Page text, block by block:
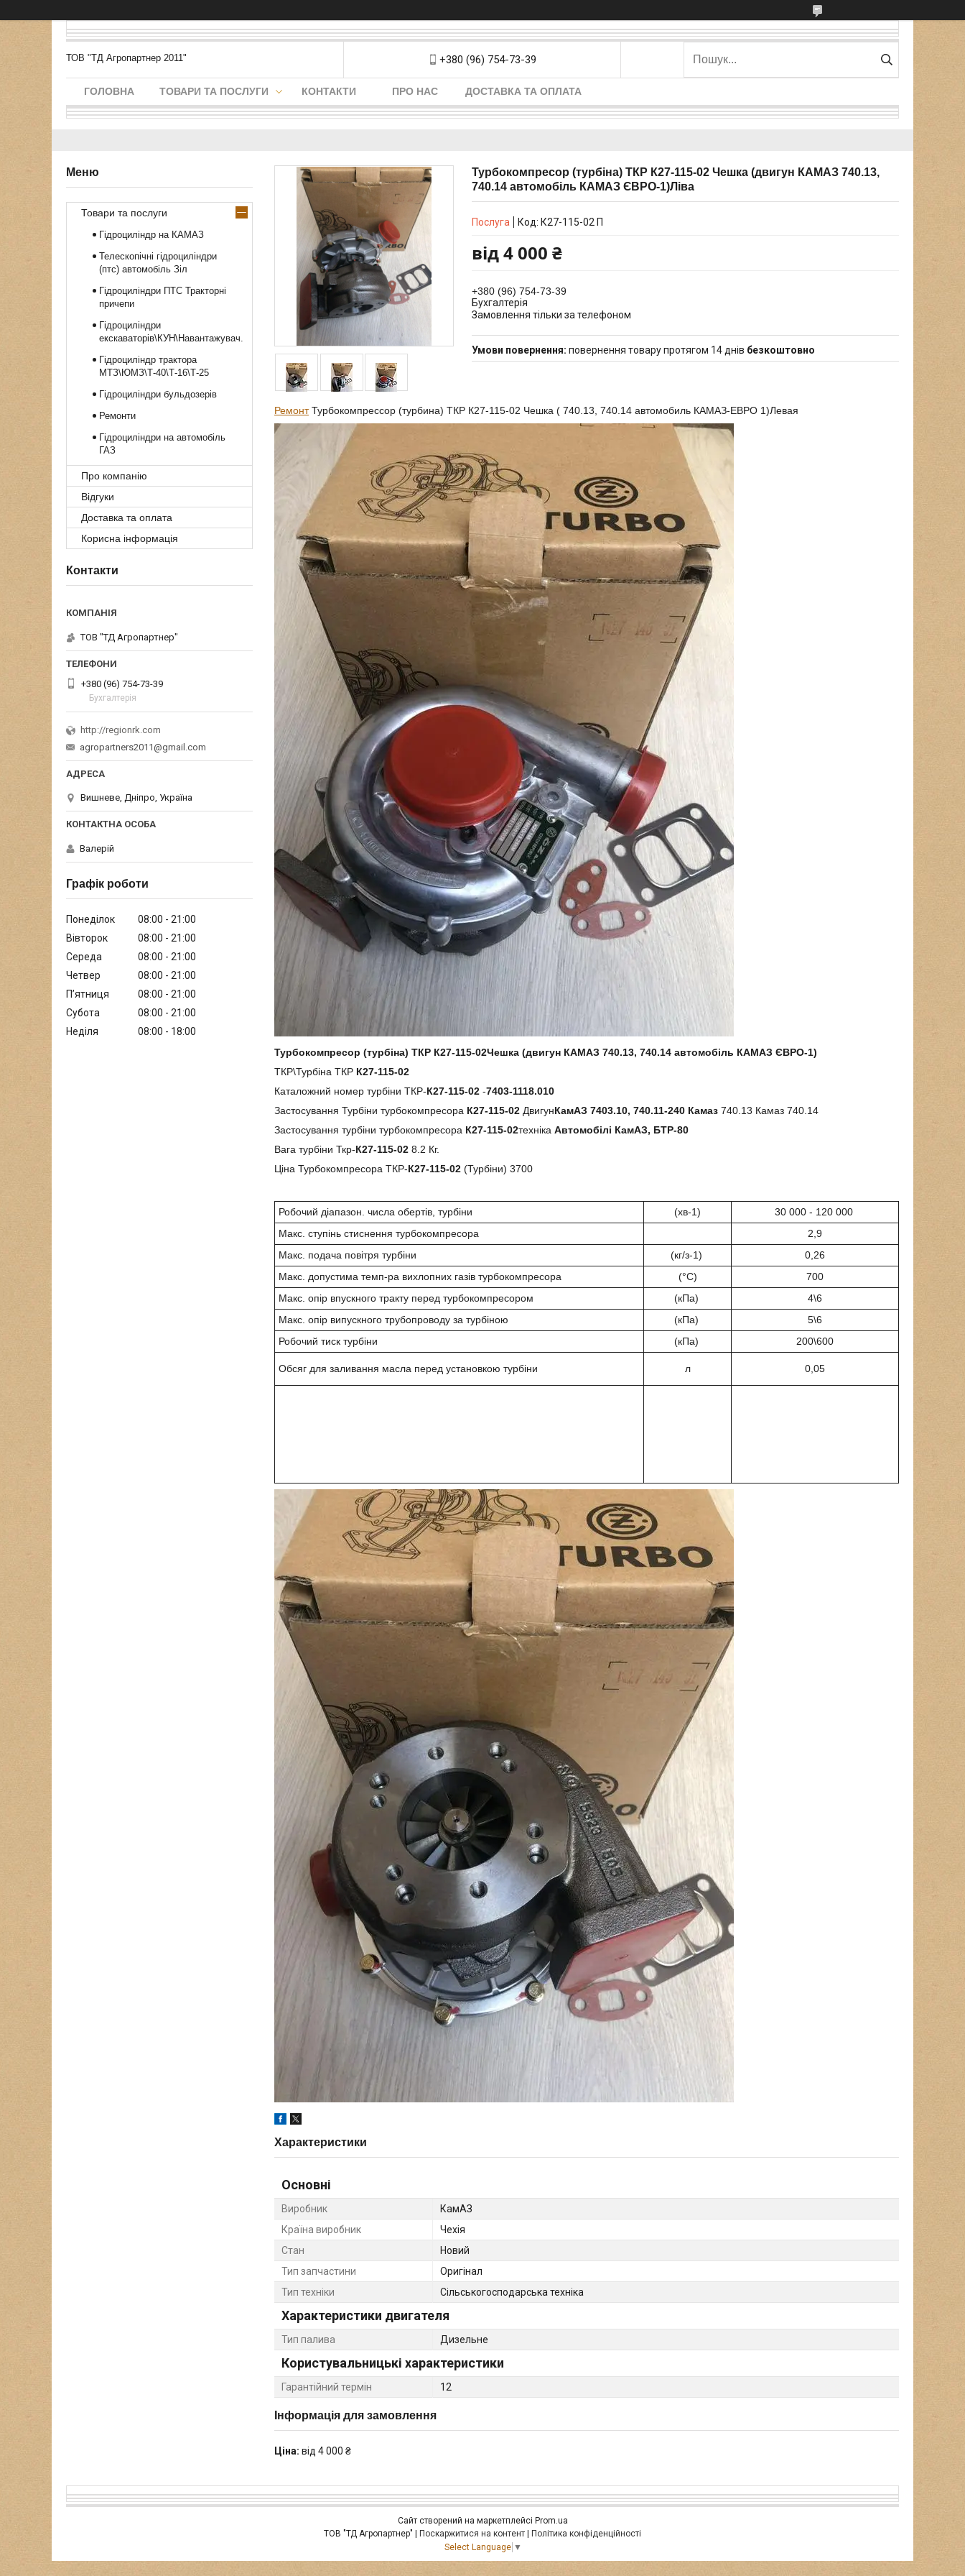
ТОВ "ТД Агропартнер 2011" +380 (96) 754-73-39
ГОЛОВНА ТОВАРИ ТА ПОСЛУГИ КОНТАКТИ ПРО НАС ДОСТАВКА ТА ОПЛАТА
Турбокомпресор (турбіна) ТКР К27-115-02 Чешка (двигун КАМАЗ 740.13,
740.14 автомобіль КАМАЗ ЄВРО-1)Ліва
Послуга Код: К27-115-02 П
від4 000 ₴
+380 (96) 754-73-39
Бухгалтерія
Замовлення тільки за телефоном
повернення товару протягом 14 днів безкоштовно
РемонтТурбокомпрессор (турбина) ТКР К27-115-02 Чешка ( 740.13, 740.14 автомобиль КАМАЗ-ЕВРО 1)Левая
Турбокомпресор (турбіна) ТКР К27-115-02Чешка (двигун КАМАЗ 740.13, 740.14 автомобіль КАМАЗ ЄВРО-1)
ТКР\Турбіна ТКР К27-115-02
Каталожний номер турбіни ТКР-К27-115-02 -7403-1118.010
Застосування Турбіни турбокомпресора К27-115-02 ДвигунКамАЗ 7403.10, 740.11-240 Камаз 740.13 Камаз 740.14
Застосування турбіни турбокомпресора К27-115-02техніка Автомобілі КамАЗ, БТР-80
Вага турбіни Ткр-К27-115-02 8.2 Кг.
Ціна Турбокомпресора ТКР-К27-115-02 (Турбіни) 3700
Робочий діапазон. числа обертів, турбіни (хв-1)
30 000 - 120 000
Макс. ступінь стиснення турбокомпресора
2,9
Макс. подача повітря турбіни (кг/з-1)
0,26
Макс. допустима темп-ра вихлопних газів турбокомпресора
(°С)
700
Макс. опір впускного тракту перед турбокомпресором
(кПа)
4\6
Макс. опір випускного трубопроводу за турбіною
(кПа)
5\6
Робочий тиск турбіни
(кПа) 200\600
Обсяг для заливання масла перед установкою турбіни л 0,05
Характеристики
Основні
Виробник
КамАЗ
Країна виробник
Чехія
Стан
Новий
Тип запчастини
Оригінал
Тип техніки
Сільськогосподарська техніка
Характеристики двигателя
Тип палива Дизельне
Користувальницькі характеристики
Гарантійний термін 12
Інформація для замовлення
Ціна: від 4 000 ₴
Товари та послуги
Гідроциліндр на КАМАЗ
Телескопічні гідроциліндри
(птс) автомобіль Зіл
Гідроциліндри ПТС Тракторні
причепи
Гідроциліндри
екскаваторів\КУН\Навантажувач.
Гідроциліндр трактора
МТЗ\ЮМЗ\Т-40\Т-16\Т-25
Гідроциліндри бульдозерів
Ремонти
Гідроциліндри на автомобіль
ГАЗ
Про компанію
Відгуки
Доставка та оплата
Корисна інформація
Контакти
ТОВ "ТД Агропартнер"
+380 (96) 754-73-39
Бухгалтерія
http://regionrk.com
agropartners2011@gmail.com
Вишневе, Дніпро, Україна
Валерій
Графік роботи
Понеділок 08:00
21:00
Вівторок
08:00
21:00
Середа
08:00
21:00
Четвер
08:00
21:00
Пʼятниця
08:00
21:00
Субота
08:00
21:00
Неділя
08:00 18:00
Сайт створений на маркетплейсі Prom.ua
Поскаржитися на контент
Політика конфіденційності
Select Language ▼